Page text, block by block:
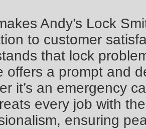
Andy’s Lock
to customer
that lock
offers a prompt and
it’s an emergency
every job with
ensuring